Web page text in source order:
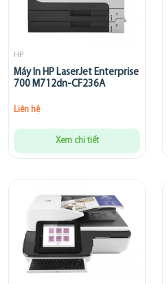
HP
Máy In HP LaserJet Enterprise
700 M712dn-CF236A
Liên hệ
Xem chi tiết